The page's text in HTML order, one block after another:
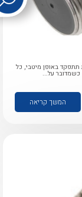
לכל מוצרי היצרן
באופן מיטבי, כל
על...
המשך קריאה